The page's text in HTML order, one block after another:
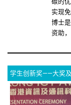
实现
博士
资助
学生创新奖——大奖